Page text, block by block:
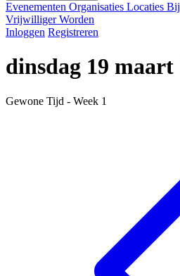
Evenementen Organisaties Locaties
Vrijwilliger Worden
Inloggen Registreren
dinsdag 19 maart
Gewone Tijd - Week 1